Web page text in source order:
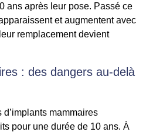
ans après leur pose. Passé ce
et augmentent avec
remplacement devient
: des dangers au-delà
d’implants mammaires
pour une durée de 10 ans. À